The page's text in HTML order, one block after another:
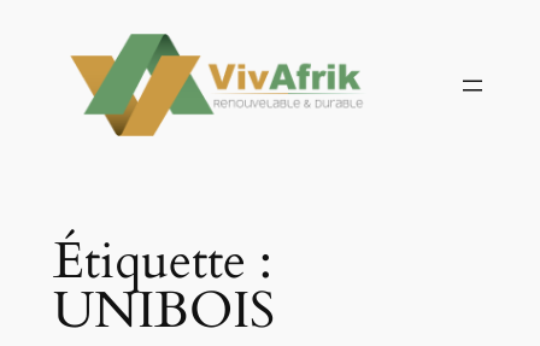
contenu
Étiquette :
UNIBOIS